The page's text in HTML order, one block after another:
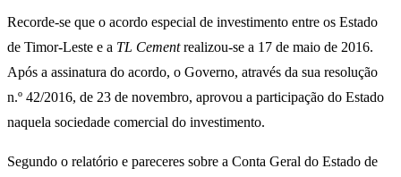
Recorde-se que o acordo especial de investimento entre os Estado
de Timor-Leste e a TL Cementrealizou-se a 17 de maio de 2016.
Após a assinatura do acordo, o Governo, através da sua resolução
n.º 42/2016, de 23 de novembro, aprovou a participação do Estado
naquela sociedade comercial do investimento.
Segundo o relatório e pareceres sobre a Conta Geral do Estado de